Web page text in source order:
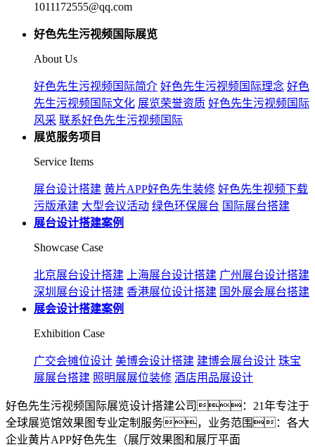
1011172555@qq.com
好色先生污视频国际展览
About Us
好色先生污视频国际简介 好色先生污视频国际理念 好色
先生污视频国际文化 展览荣誉资质 好色先生污视频国际
风采 联系好色先生污视频国际
展览服务项目
Service Items
展台设计搭建 黄片APP好色先生装修 好色先生视频下载
污版承建 大型会议活动 绿色环保展台 国际展台搭建
展台设计搭建案例
Showcase Case
北京展台设计搭建 上海展台设计搭建 广州展台设计搭建
深圳展台设计搭建 香港展位设计搭建 国外展会展台搭建
展会设计搭建案例
Exhibition Case
广交会摊位设计 美博会设计搭建 建博会展台设计 珠宝
展展台搭建 照明展展位装修 酒店用品展设计
好色先生污视频国际展览设计搭建公司：21年专注于
全球展览馆效果图专业定制服务，业务范围：各大
企业黄片APP好色先生（展厅效果图和展厅平面